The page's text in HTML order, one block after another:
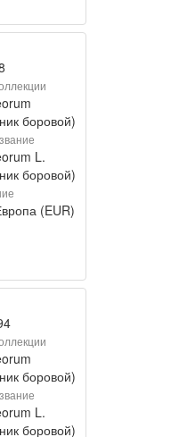
боровой)
L.
боровой)
(EUR)
боровой)
L.
боровой)